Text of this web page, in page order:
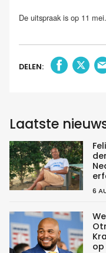
De uitspraak is op 11 mei.
DELEN:
Laatste
6